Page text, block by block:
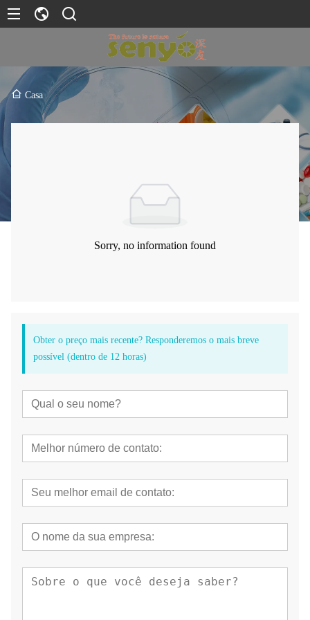
Casa
Sorry, no information found
Obter o preço mais recente? Responderemos o mais breve
possível (dentro de 12 horas)